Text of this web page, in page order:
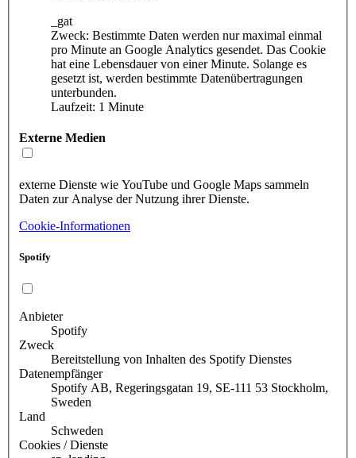
_gat
Zweck: Bestimmte Daten werden nur maximal einmal
pro Minute an Google Analytics gesendet. Das Cookie
hat eine Lebensdauer von einer Minute. Solange es
gesetzt ist, werden bestimmte Datenübertragungen
unterbunden.
Laufzeit: 1 Minute
Externe Medien
externe Dienste wie YouTube und Google Maps sammeln
Daten zur Analyse der Nutzung ihrer Dienste.
Cookie-Informationen
Spotify
Anbieter
Spotify
Zweck
Bereitstellung von Inhalten des Spotify Dienstes
Datenempfänger
Spotify AB, Regeringsgatan 19, SE-111 53 Stockholm,
Sweden
Land
Schweden
Cookies / Dienste